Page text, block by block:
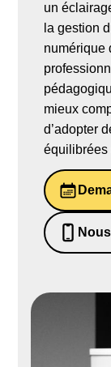
un
la gestion
numérique
mieux
d’adopter
équilibrées